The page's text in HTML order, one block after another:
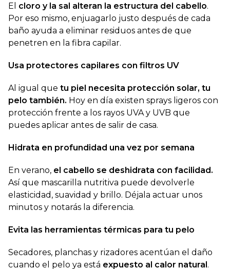
El cloro y la sal alteran la estructura del cabello.
Por eso mismo, enjuagarlo justo después de cada
baño ayuda a eliminar residuos antes de que
penetren en la fibra capilar.
Usa protectores capilares con filtros UV
Al igual que tu piel necesita protección solar, tu
pelo también. Hoy en día existen sprays ligeros con
protección frente a los rayos UVA y UVB que
puedes aplicar antes de salir de casa.
Hidrata en profundidad una vez por semana
En verano, el cabello se deshidrata con facilidad.
Así que mascarilla nutritiva puede devolverle
elasticidad, suavidad y brillo. Déjala actuar unos
minutos y notarás la diferencia.
Evita las herramientas térmicas para tu pelo
Secadores, planchas y rizadores acentúan el daño
cuando el pelo ya está expuesto al calor natural.